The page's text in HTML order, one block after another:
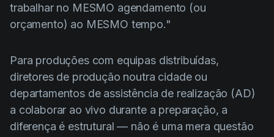
trabalhar no MESMO agendamento (ou
orçamento) ao MESMO tempo."
Para produções com equipas distribuídas,
diretores de produção noutra cidade ou
departamentos de assistência de realização (AD)
a colaborar ao vivo durante a preparação, a
diferença é estrutural — não é uma mera questão